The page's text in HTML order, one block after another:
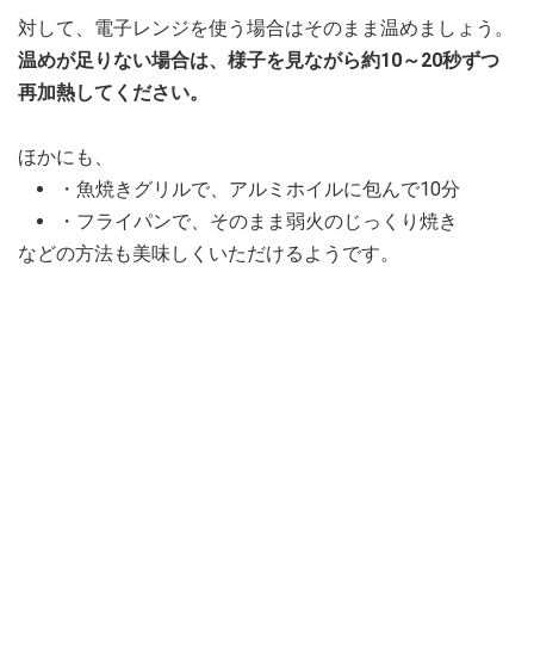
対して、電子レンジを使う場合はそのまま温めましょう。
温めが足りない場合は、様子を見ながら約10～20秒ずつ
再加熱してください。
ほかにも、
・魚焼きグリルで、アルミホイルに包んで10分
・フライパンで、そのまま弱火のじっくり焼き
などの方法も美味しくいただけるようです。